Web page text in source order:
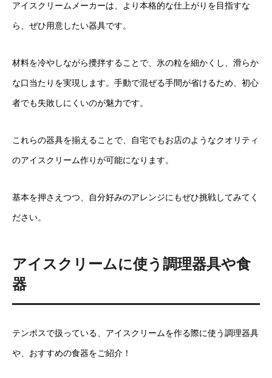
アイスクリームメーカーは、より本格的な仕上がりを目指すな
ら、ぜひ用意したい器具です。
材料を冷やしながら攪拌することで、氷の粒を細かくし、滑らか
な口当たりを実現します。手動で混ぜる手間が省けるため、初心
者でも失敗しにくいのが魅力です。
これらの器具を揃えることで、自宅でもお店のようなクオリティ
のアイスクリーム作りが可能になります。
基本を押さえつつ、自分好みのアレンジにもぜひ挑戦してみてく
ださい。
アイスクリームに使う調理器具や食
器
テンポスで扱っている、アイスクリームを作る際に使う調理器具
や、おすすめの食器をご紹介！